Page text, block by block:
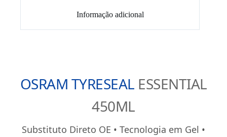
Informação adicional
OSRAM TYRESEAL ESSENTIAL
450ML
Substituto Direto OE • Tecnologia em Gel •